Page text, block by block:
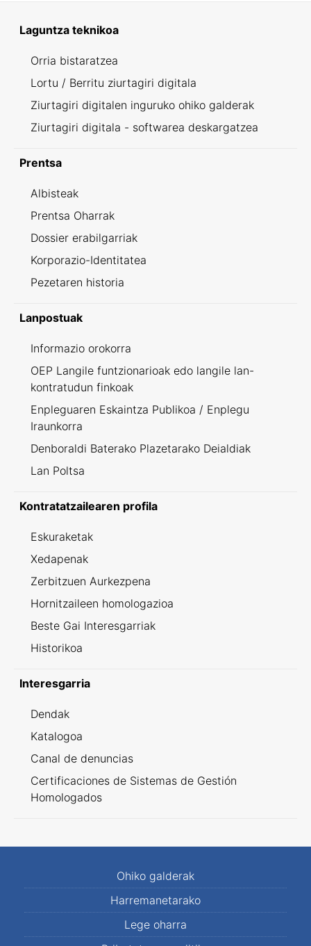
Laguntza teknikoa
Orria bistaratzea
Lortu / Berritu ziurtagiri digitala
Ziurtagiri digitalen inguruko ohiko galderak
Ziurtagiri digitala - softwarea deskargatzea
Prentsa
Albisteak
Prentsa Oharrak
Dossier erabilgarriak
Korporazio-Identitatea
Pezetaren historia
Lanpostuak
Informazio orokorra
OEP Langile funtzionarioak edo langile lan-
kontratudun finkoak
Enpleguaren Eskaintza Publikoa / Enplegu
Iraunkorra
Denboraldi Baterako Plazetarako Deialdiak
Lan Poltsa
Kontratatzailearen profila
Eskuraketak
Xedapenak
Zerbitzuen Aurkezpena
Hornitzaileen homologazioa
Beste Gai Interesgarriak
Historikoa
Interesgarria
Dendak
Katalogoa
Canal de denuncias
Certificaciones de Sistemas de Gestión
Homologados
Ohiko galderak
Harremanetarako
Lege oharra